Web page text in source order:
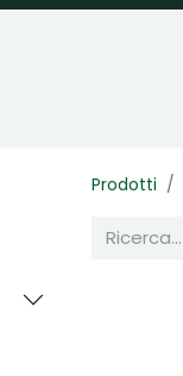
Prodotti